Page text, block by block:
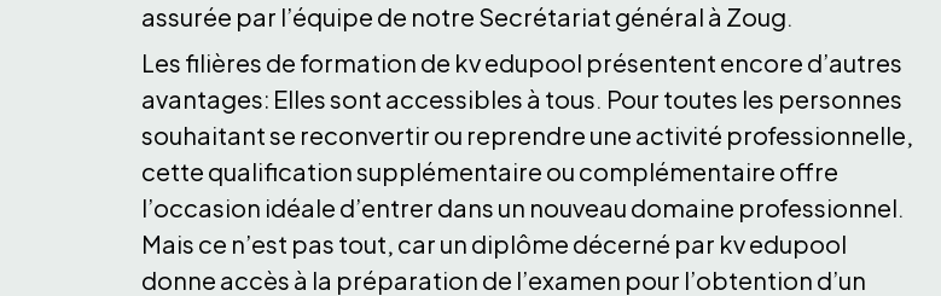
assurée par l’équipe de notre Secrétariat général à Zoug.
Les filières de formation de kv edupool présentent encore d’autres
avantages: Elles sont accessibles à tous. Pour toutes les personnes
souhaitant se reconvertir ou reprendre une activité professionnelle,
cette qualification supplémentaire ou complémentaire offre
l’occasion idéale d’entrer dans un nouveau domaine professionnel.
Mais ce n’est pas tout, car un diplôme décerné par kv edupool
donne accès à la préparation de l’examen pour l’obtention d’un